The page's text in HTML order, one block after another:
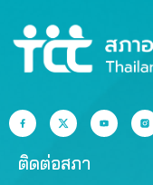
ติดต่อสภา